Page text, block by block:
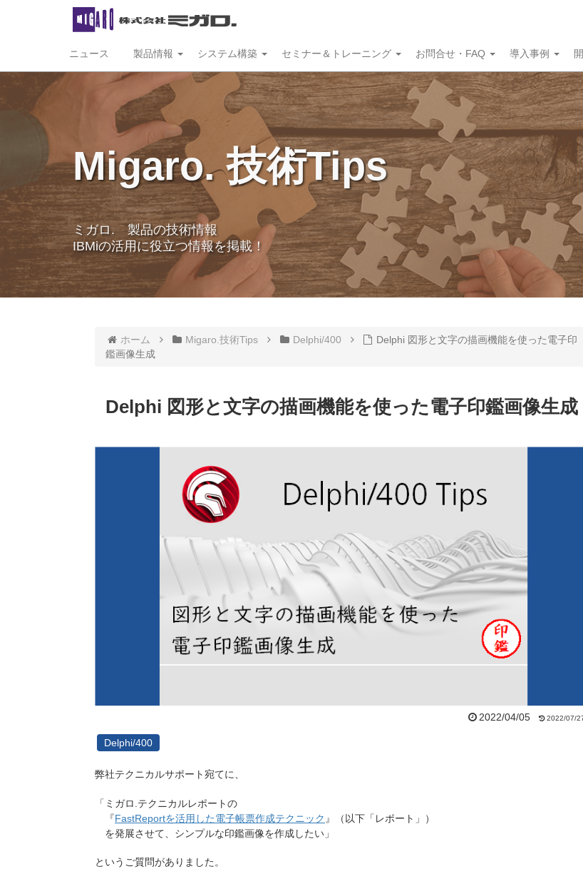
ニュース 製品情報 システム構築 セミナー＆トレーニング お問合せ・FAQ 導入事例
Migaro. 技術Tips
ミガロ. 製品の技術情報
IBMiの活用に役立つ情報を掲載！
ホーム Migaro.技術Tips Delphi/400
Delphi 図形と文字の描画機能を使った電子印
鑑画像生成
Delphi 図形と文字の描画機能を使った電子印鑑画像生成
2022/04/05 2022/07/
Delphi/400
弊社テクニカルサポート宛てに、
「ミガロ.テクニカルレポートの
『FastReportを活用した電子帳票作成テクニック 』（以下「レポート」）
を発展させて、シンプルな印鑑画像を作成したい」
というご質問がありました。